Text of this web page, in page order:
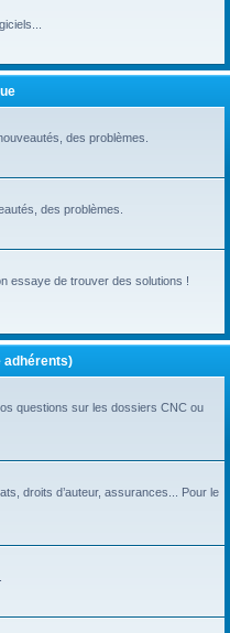
des problèmes.
des problèmes.
essaye de trouver des solutions !
adhérents)
questions sur les dossiers CNC ou
droits d’auteur, assurances... Pour le